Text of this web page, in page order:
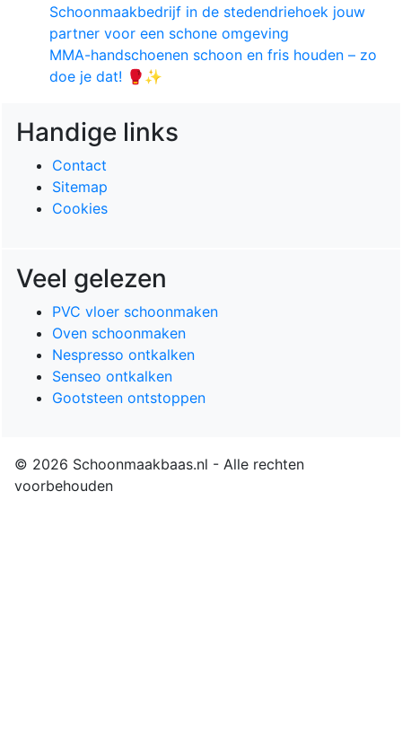
Schoonmaakbedrijf in de stedendriehoek jouw
partner voor een schone omgeving
MMA-handschoenen schoon en fris houden – zo
doe je dat! 🥊✨
Handige links
Contact
Sitemap
Cookies
Veel gelezen
PVC vloer schoonmaken
Oven schoonmaken
Nespresso ontkalken
Senseo ontkalken
Gootsteen ontstoppen
© 2026 Schoonmaakbaas.nl - Alle rechten
voorbehouden